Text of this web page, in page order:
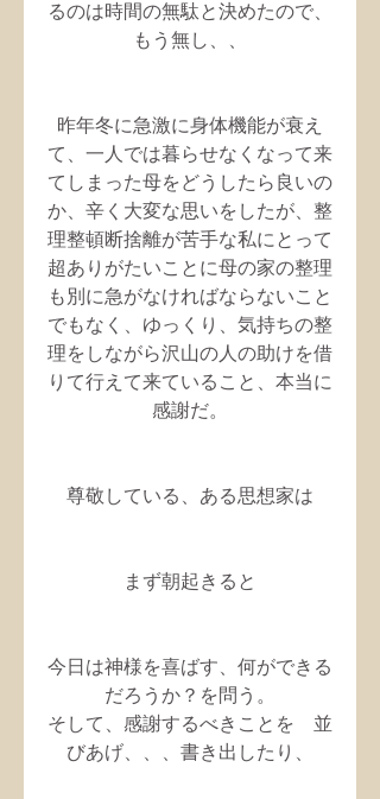
るのは時間の無駄と決めたので、
もう無し、、
昨年冬に急激に身体機能が衰え
て、一人では暮らせなくなって来
てしまった母をどうしたら良いの
か、辛く大変な思いをしたが、整
理整頓断捨離が苦手な私にとって
超ありがたいことに母の家の整理
も別に急がなければならないこと
でもなく、ゆっくり、気持ちの整
理をしながら沢山の人の助けを借
りて行えて来ていること、本当に
感謝だ。
尊敬している、ある思想家は
まず朝起きると
今日は神様を喜ばす、何ができる
だろうか？を問う。
そして、感謝するべきことを　並
びあげ、、、書き出したり、